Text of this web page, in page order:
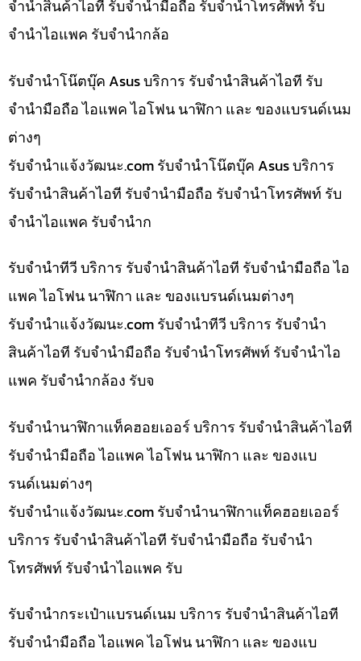
จำนำสินค้าไอที รับจำนำมือถือ รับจำนำโทรศัพท์ รับ
จำนำไอแพค รับจำนำกล้อ
รับจำนำโน๊ตบุ๊ค Asus บริการ รับจำนำสินค้าไอที รับ
จำนำมือถือ ไอแพค ไอโฟน นาฬิกา และ ของแบรนด์เนม
ต่างๆ
รับจํานําแจ้งวัฒนะ.com รับจำนำโน๊ตบุ๊ค Asus บริการ
รับจำนำสินค้าไอที รับจำนำมือถือ รับจำนำโทรศัพท์ รับ
จำนำไอแพค รับจำนำก
รับจำนำทีวี บริการ รับจำนำสินค้าไอที รับจำนำมือถือ ไอ
แพค ไอโฟน นาฬิกา และ ของแบรนด์เนมต่างๆ
รับจํานําแจ้งวัฒนะ.com รับจำนำทีวี บริการ รับจำนำ
สินค้าไอที รับจำนำมือถือ รับจำนำโทรศัพท์ รับจำนำไอ
แพค รับจำนำกล้อง รับจ
รับจำนำนาฬิกาแท็คฮอยเออร์ บริการ รับจำนำสินค้าไอที
รับจำนำมือถือ ไอแพค ไอโฟน นาฬิกา และ ของแบ
รนด์เนมต่างๆ
รับจํานําแจ้งวัฒนะ.com รับจำนำนาฬิกาแท็คฮอยเออร์
บริการ รับจำนำสินค้าไอที รับจำนำมือถือ รับจำนำ
โทรศัพท์ รับจำนำไอแพค รับ
รับจำนำกระเป๋าแบรนด์เนม บริการ รับจำนำสินค้าไอที
รับจำนำมือถือ ไอแพค ไอโฟน นาฬิกา และ ของแบ